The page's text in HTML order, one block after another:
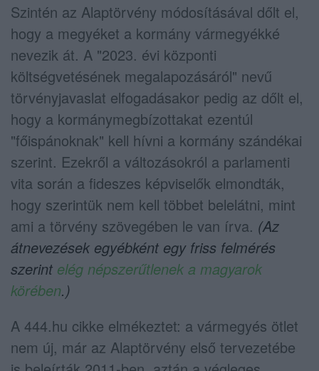
Szintén az Alaptörvény módosításával dőlt el,
hogy a megyéket a kormány vármegyékké
nevezik át. A "2023. évi központi
költségvetésének megalapozásáról" nevű
törvényjavaslat elfogadásakor pedig az dőlt el,
hogy a kormánymegbízottakat ezentúl
"főispánoknak" kell hívni a kormány szándékai
szerint. Ezekről a változásokról a parlamenti
vita során a fideszes képviselők elmondták,
hogy szerintük nem kell többet belelátni, mint
ami a törvény szövegében le van írva. (Az
átnevezések egyébként egy friss felmérés
szerint elég népszerűtlenek a magyarok
körében.)
A 444.hu cikke elmékeztet: a vármegyés ötlet
nem új, már az Alaptörvény első tervezetébe